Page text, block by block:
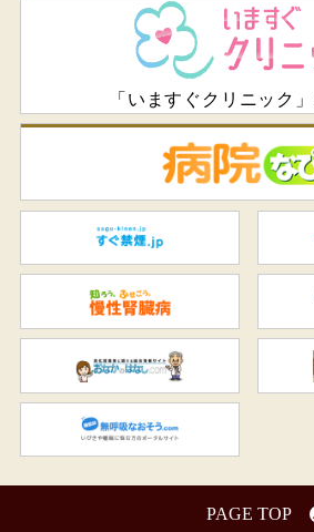
「いますぐクリニック
すぐ禁
知ろう
おなか
PAGE TOP